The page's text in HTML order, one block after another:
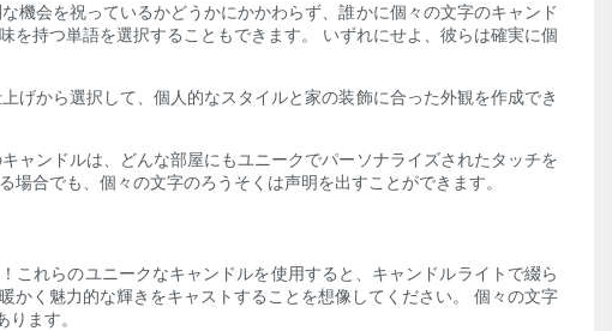
機会を祝っているかどうかにかかわらず、誰かに個々の文字のキャンド
持つ単語を選択することもできます。 いずれにせよ、彼らは確実に個
から選択して、個人的なスタイルと家の装飾に合った外観を作成でき
ャンドルは、どんな部屋にもユニークでパーソナライズされたタッチを
合でも、個々の文字のろうそくは声明を出すことができます。
れらのユニークなキャンドルを使用すると、キャンドルライトで綴ら
く魅力的な輝きをキャストすることを想像してください。 個々の文字
ます。